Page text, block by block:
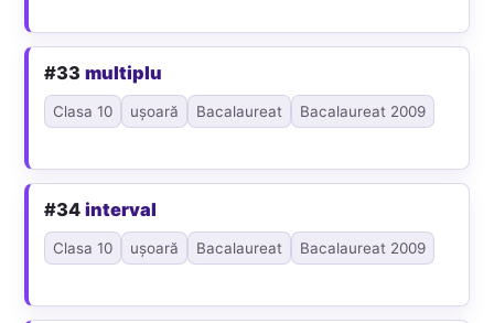
#33multiplu
Clasa 10 ușoară Bacalaureat Bacalaureat 2009
#34interval
Clasa 10 ușoară Bacalaureat Bacalaureat 2009